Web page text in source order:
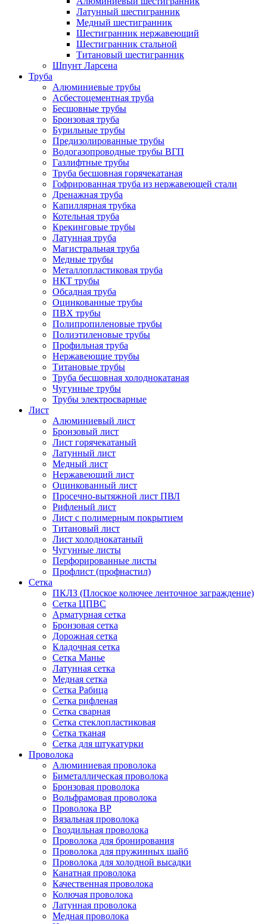
Латунный шестигранник
Медный шестигранник
Шестигранник нержавеющий
Шестигранник стальной
Титановый шестигранник
Шпунт Ларсена
Труба
Алюминиевые трубы
Асбестоцементная труба
Бесшовные трубы
Бронзовая труба
Бурильные трубы
Предизолированные трубы
Водогазопроводные трубы ВГП
Газлифтные трубы
Труба бесшовная горячекатаная
Гофрированная труба из нержавеющей стали
Дренажная труба
Капиллярная трубка
Котельная труба
Крекинговые трубы
Латунная труба
Магистральная труба
Медные трубы
Металлопластиковая труба
НКТ трубы
Обсадная труба
Оцинкованные трубы
ПВХ трубы
Полипропиленовые трубы
Полиэтиленовые трубы
Профильная труба
Нержавеющие трубы
Титановые трубы
Труба бесшовная холоднокатаная
Чугунные трубы
Трубы электросварные
Лист
Алюминиевый лист
Бронзовый лист
Лист горячекатаный
Латунный лист
Медный лист
Нержавеющий лист
Оцинкованный лист
Просечно-вытяжной лист ПВЛ
Рифленый лист
Лист с полимерным покрытием
Титановый лист
Лист холоднокатаный
Чугунные листы
Перфорированные листы
Профлист (профнастил)
Сетка
ПКЛЗ (Плоское колючее ленточное заграждение)
Сетка ЦПВС
Арматурная сетка
Бронзовая сетка
Дорожная сетка
Кладочная сетка
Сетка Манье
Латунная сетка
Медная сетка
Сетка Рабица
Сетка рифленая
Сетка сварная
Сетка стеклопластиковая
Сетка тканая
Сетка для штукатурки
Проволока
Алюминиевая проволока
Биметаллическая проволока
Бронзовая проволока
Вольфрамовая проволока
Проволока ВР
Вязальная проволока
Гвоздильная проволока
Проволока для бронирования
Проволока для пружинных шайб
Проволока для холодной высадки
Канатная проволока
Качественная проволока
Колючая проволока
Латунная проволока
Медная проволока